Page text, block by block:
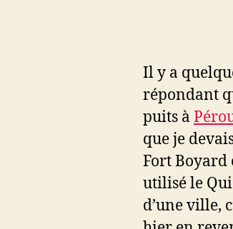
Il y a
répondant
puits à
que je
Fort Boyard
utilisé le
d’une ville,